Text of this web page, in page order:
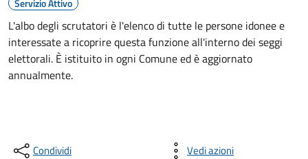
Servizio Attivo
L'albo degli scrutatori è l'elenco di tutte le persone idonee e
interessate a ricoprire questa funzione all'interno dei seggi
elettorali. È istituito in ogni Comune ed è aggiornato
annualmente.
Condividi Vedi azioni